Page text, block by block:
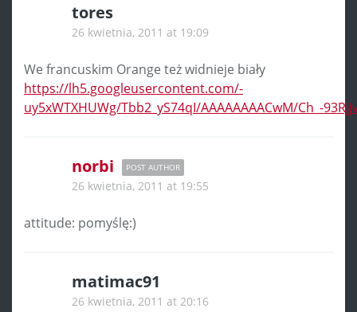
tores
26 kwietnia, 2011 at 19:09
We francuskim Orange też widnieje biały
https://lh5.googleusercontent.com/-
uy5xWTXHUWg/Tbb2_yS74qI/AAAAAAAACwM/Ch_-
norbi POST AUTHOR
26 kwietnia, 2011 at 19:55
attitude: pomyślę:)
matimac91
26 kwietnia, 2011 at 20:16